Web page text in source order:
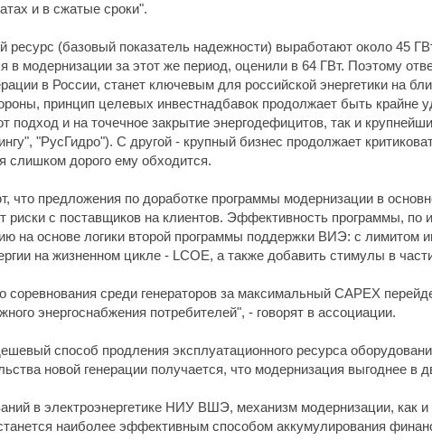
и в сжатые сроки".
(базовый показатель надежности) выработают около 45
за этот же период, оценили в 64 ГВт. Поэтому
в России, станет ключевым для российской энергетики на
принцип целевых инвестнадбавок продолжает быть крайне
подход и на точечное закрытие энергодефицитов, так и
"РусГидро"). С другой - крупный бизнес продолжает
слишком дорого ему обходится.
что предложения по доработке программы модернизации в
риски с поставщиков на клиентов. Эффективность программы,
на основе логики второй программы поддержки ВИЭ: с лимитом
на жизненном цикле - LCOE, а также добавить стимулы в
соревнования среди генераторов за максимальный CAPEX
энергоснабжения потребителей", - говорят в ассоциации.
способ продления эксплуатационного ресурса
новой генерации получается, что модернизация выгоднее в
в электроэнергетике НИУ ВШЭ, механизм модернизации, как и
наиболее эффективным способом аккумулирования